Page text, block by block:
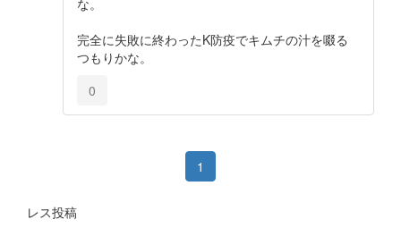
完全に失敗に終わったK防疫でキムチの汁を啜る
つもりかな。
0
1
レス投稿